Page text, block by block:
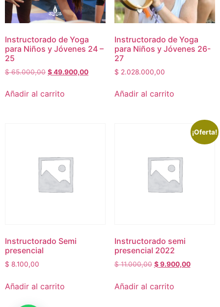
Instructorado de Yoga
para Niños y Jóvenes 24 –
25
$65.000,00 $49.900,00
Añadir al carrito
Instructorado de Yoga
para Niños y Jóvenes 26-
27
$ 2.028.000,00
Añadir al carrito
Instructorado Semi
presencial
$ 8.100,00
Añadir al carrito
¡Oferta!
Instructorado semi
presencial 2022
$11.000,00 $9.900,00
Añadir al carrito